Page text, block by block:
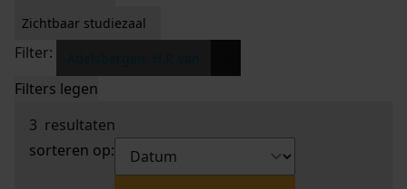
Zichtbaar studiezaal
Filter:
Filters legen
3 resultaten
sorteren op: